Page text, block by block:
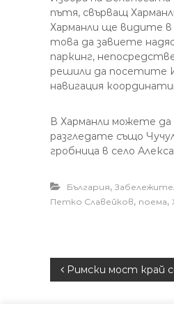
пътя, свърващ
Харманли ще видите
това да завиете
паркинг,
решили да посетите
навигация
В Харманли можете
разгледате също
гробница в село
България,
Петко Славейков, поема,
Н Римски мост край